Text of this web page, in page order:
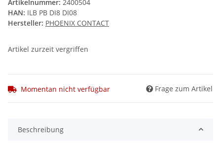
Artikelnummer: 2400504
HAN: ILB PB DI8 DI08
Hersteller: PHOENIX CONTACT
Artikel zurzeit vergriffen
Momentan nicht verfügbar Frage zum Artikel
Beschreibung